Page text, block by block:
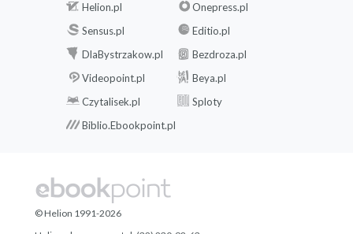
Helion.pl
Onepress.pl
Sensus.pl
Editio.pl
DlaBystrzakow.pl
Bezdroza.pl
Videopoint.pl
Beya.pl
Czytalisek.pl
Sploty
Biblio.Ebookpoint.pl
© Helion 1991-2026